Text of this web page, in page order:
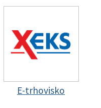
E-trhovisko